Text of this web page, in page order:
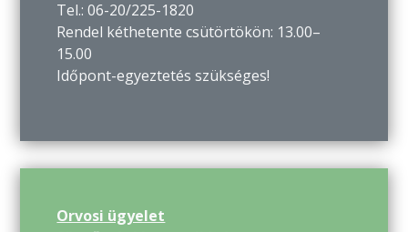
Tel.: 06-20/225-1820
Rendel kéthetente csütörtökön: 13.00–
15.00
Időpont-egyeztetés szükséges!
Orvosi ügyelet